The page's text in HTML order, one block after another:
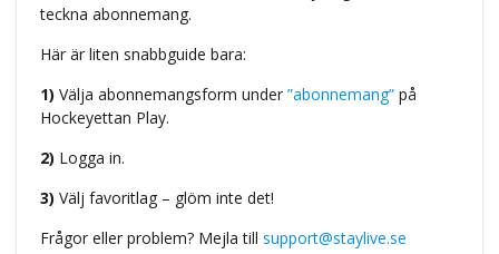
teckna abonnemang.
Här är liten snabbguide bara:
1) Välja abonnemangsform under ”abonnemang”på
Hockeyettan Play.
2) Logga in.
3) Välj favoritlag – glöm inte det!
Frågor eller problem? Mejla till support@staylive.se